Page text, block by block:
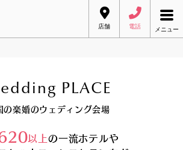
店舗 電話 メニュー
PLACE
の楽婚のウェディング会場
以上の一流ホテルや